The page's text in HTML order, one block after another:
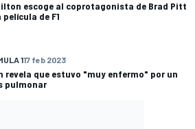
escoge al coprotagonista de Brad Pitt
película de F1
117 feb 2023
revela que estuvo "muy enfermo" por un
pulmonar